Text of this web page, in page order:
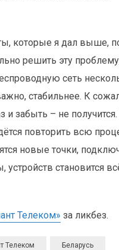
которые я дал выше,
решить эту
сеть
стабильнее. К
и забыть – не
повторить всю
новые точки,
устройств становится
Телеком» за ликбез.
Телеком Беларусь